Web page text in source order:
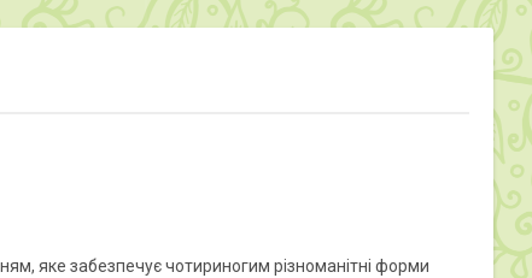
яке забезпечує чотириногим різноманітні форми